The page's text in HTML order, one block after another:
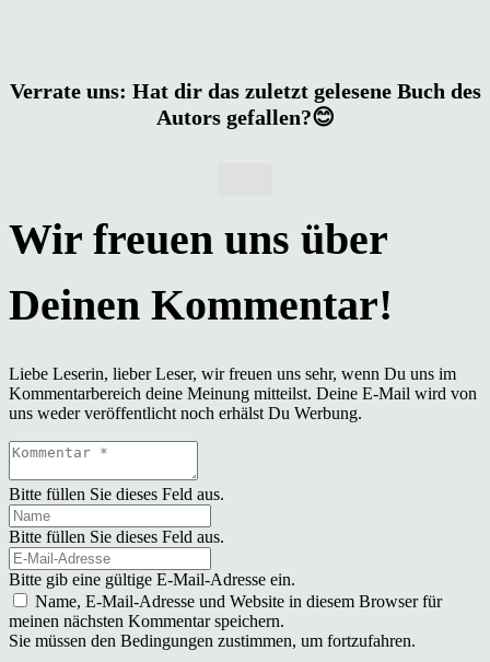
Verrate uns: Hat dir das zuletzt gelesene Buch des
Autors gefallen?😊
Liebe Leserin, lieber Leser, wir freuen uns sehr, wenn Du uns im
Kommentarbereich deine Meinung mitteilst. Deine E-Mail wird von
uns weder veröffentlicht noch erhälst Du Werbung.
Bitte füllen Sie dieses Feld aus.
Bitte füllen Sie dieses Feld aus.
Bitte gib eine gültige E-Mail-Adresse ein.
Name, E-Mail-Adresse und Website in diesem Browser für
meinen nächsten Kommentar speichern.
Sie müssen den Bedingungen zustimmen, um fortzufahren.